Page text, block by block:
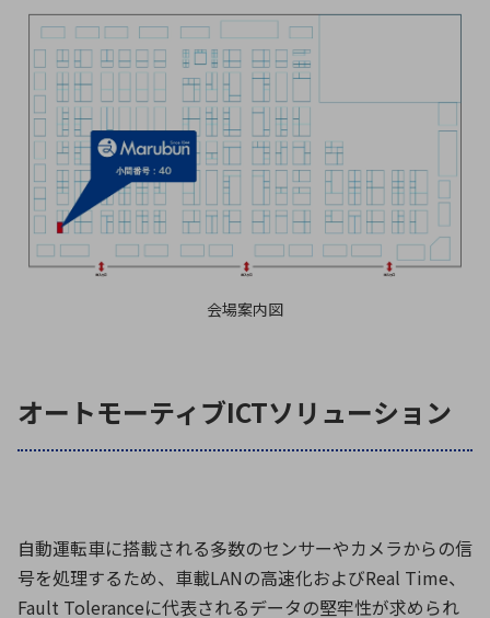
会場案内図
オートモーティブICTソリューション
自動運転車に搭載される多数のセンサーやカメラからの信
号を処理するため、車載LANの高速化およびReal Time、
Fault Toleranceに代表されるデータの堅牢性が求められ